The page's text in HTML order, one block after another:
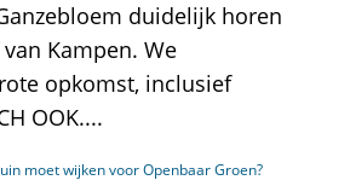
duidelijk horen
Kampen. We
opkomst, inclusief
OOK....
moet wijken voor Openbaar Groen?